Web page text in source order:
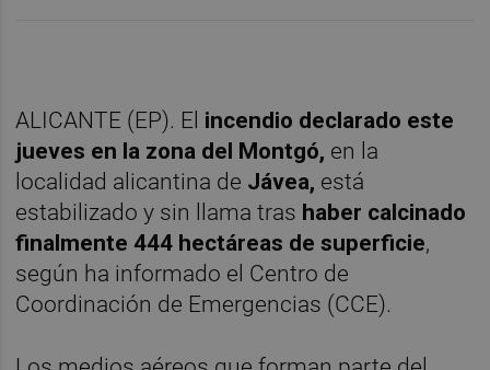
ALICANTE (EP). El incendio declarado este
jueves en la zona del Montgó, en la
localidad alicantina de Jávea, está
estabilizado y sin llama tras haber calcinado
finalmente 444 hectáreas de superficie,
según ha informado el Centro de
Coordinación de Emergencias (CCE).